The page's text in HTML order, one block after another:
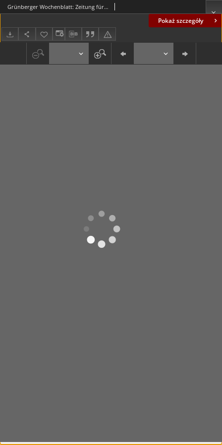
Pokaż szczegóły
Grünberger Wochenblatt: Zeitung für Stadt und Land, No. 203. (30. August 1922)